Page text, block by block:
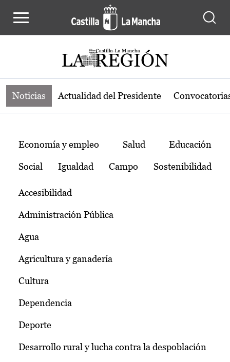
Noticias de la región de Castilla-La
Noticias Actualidad del Presidente
Temas
Economía y empleo Salud Educación
Social Igualdad Campo Sostenibilidad
Accesibilidad
Administración Pública
Agua
Agricultura y ganadería
Cultura
Dependencia
Deporte
Desarrollo rural y lucha contra la despoblación